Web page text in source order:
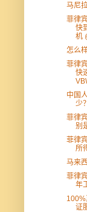
马尼
菲律
快
机
怎么
菲律
快
中国
少？
菲律
别
菲律
所
马来
菲律
年
证